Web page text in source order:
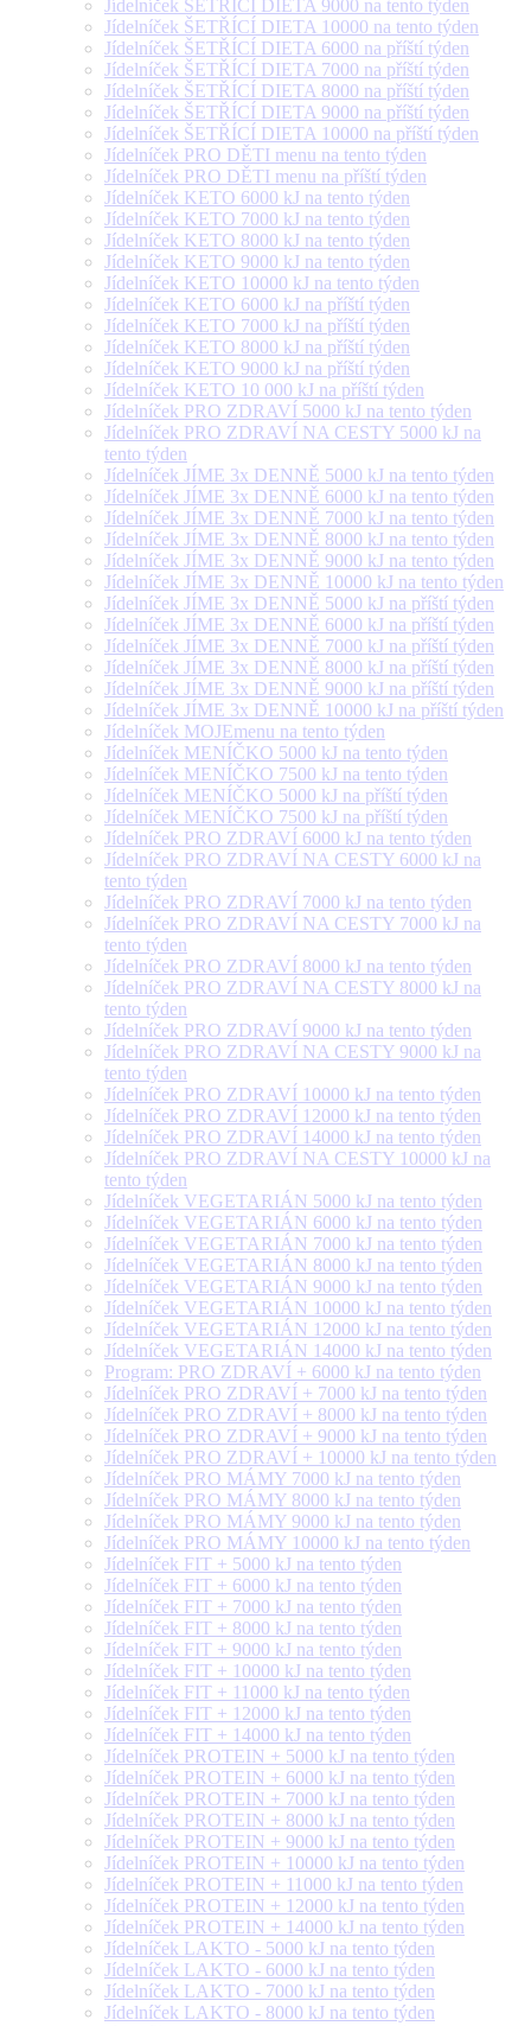
Jídelníček ŠETŘÍCÍ DIETA 9000 na tento týden
Jídelníček ŠETŘÍCÍ DIETA 10000 na tento týden
Jídelníček ŠETŘÍCÍ DIETA 6000 na příští týden
Jídelníček ŠETŘÍCÍ DIETA 7000 na příští týden
Jídelníček ŠETŘÍCÍ DIETA 8000 na příští týden
Jídelníček ŠETŘÍCÍ DIETA 9000 na příští týden
Jídelníček ŠETŘÍCÍ DIETA 10000 na příští týden
Jídelníček PRO DĚTI menu na tento týden
Jídelníček PRO DĚTI menu na příští týden
Jídelníček KETO 6000 kJ na tento týden
Jídelníček KETO 7000 kJ na tento týden
Jídelníček KETO 8000 kJ na tento týden
Jídelníček KETO 9000 kJ na tento týden
Jídelníček KETO 10000 kJ na tento týden
Jídelníček KETO 6000 kJ na příští týden
Jídelníček KETO 7000 kJ na příští týden
Jídelníček KETO 8000 kJ na příští týden
Jídelníček KETO 9000 kJ na příští týden
Jídelníček KETO 10 000 kJ na příští týden
Jídelníček PRO ZDRAVÍ 5000 kJ na tento týden
Jídelníček PRO ZDRAVÍ NA CESTY 5000 kJ na
tento týden
Jídelníček JÍME 3x DENNĚ 5000 kJ na tento týden
Jídelníček JÍME 3x DENNĚ 6000 kJ na tento týden
Jídelníček JÍME 3x DENNĚ 7000 kJ na tento týden
Jídelníček JÍME 3x DENNĚ 8000 kJ na tento týden
Jídelníček JÍME 3x DENNĚ 9000 kJ na tento týden
Jídelníček JÍME 3x DENNĚ 10000 kJ na tento týden
Jídelníček JÍME 3x DENNĚ 5000 kJ na příští týden
Jídelníček JÍME 3x DENNĚ 6000 kJ na příští týden
Jídelníček JÍME 3x DENNĚ 7000 kJ na příští týden
Jídelníček JÍME 3x DENNĚ 8000 kJ na příští týden
Jídelníček JÍME 3x DENNĚ 9000 kJ na příští týden
Jídelníček JÍME 3x DENNĚ 10000 kJ na příští týden
Jídelníček MOJEmenu na tento týden
Jídelníček MENÍČKO 5000 kJ na tento týden
Jídelníček MENÍČKO 7500 kJ na tento týden
Jídelníček MENÍČKO 5000 kJ na příští týden
Jídelníček MENÍČKO 7500 kJ na příští týden
Jídelníček PRO ZDRAVÍ 6000 kJ na tento týden
Jídelníček PRO ZDRAVÍ NA CESTY 6000 kJ na
tento týden
Jídelníček PRO ZDRAVÍ 7000 kJ na tento týden
Jídelníček PRO ZDRAVÍ NA CESTY 7000 kJ na
tento týden
Jídelníček PRO ZDRAVÍ 8000 kJ na tento týden
Jídelníček PRO ZDRAVÍ NA CESTY 8000 kJ na
tento týden
Jídelníček PRO ZDRAVÍ 9000 kJ na tento týden
Jídelníček PRO ZDRAVÍ NA CESTY 9000 kJ na
tento týden
Jídelníček PRO ZDRAVÍ 10000 kJ na tento týden
Jídelníček PRO ZDRAVÍ 12000 kJ na tento týden
Jídelníček PRO ZDRAVÍ 14000 kJ na tento týden
Jídelníček PRO ZDRAVÍ NA CESTY 10000 kJ na
tento týden
Jídelníček VEGETARIÁN 5000 kJ na tento týden
Jídelníček VEGETARIÁN 6000 kJ na tento týden
Jídelníček VEGETARIÁN 7000 kJ na tento týden
Jídelníček VEGETARIÁN 8000 kJ na tento týden
Jídelníček VEGETARIÁN 9000 kJ na tento týden
Jídelníček VEGETARIÁN 10000 kJ na tento týden
Jídelníček VEGETARIÁN 12000 kJ na tento týden
Jídelníček VEGETARIÁN 14000 kJ na tento týden
Program: PRO ZDRAVÍ + 6000 kJ na tento týden
Jídelníček PRO ZDRAVÍ + 7000 kJ na tento týden
Jídelníček PRO ZDRAVÍ + 8000 kJ na tento týden
Jídelníček PRO ZDRAVÍ + 9000 kJ na tento týden
Jídelníček PRO ZDRAVÍ + 10000 kJ na tento týden
Jídelníček PRO MÁMY 7000 kJ na tento týden
Jídelníček PRO MÁMY 8000 kJ na tento týden
Jídelníček PRO MÁMY 9000 kJ na tento týden
Jídelníček PRO MÁMY 10000 kJ na tento týden
Jídelníček FIT + 5000 kJ na tento týden
Jídelníček FIT + 6000 kJ na tento týden
Jídelníček FIT + 7000 kJ na tento týden
Jídelníček FIT + 8000 kJ na tento týden
Jídelníček FIT + 9000 kJ na tento týden
Jídelníček FIT + 10000 kJ na tento týden
Jídelníček FIT + 11000 kJ na tento týden
Jídelníček FIT + 12000 kJ na tento týden
Jídelníček FIT + 14000 kJ na tento týden
Jídelníček PROTEIN + 5000 kJ na tento týden
Jídelníček PROTEIN + 6000 kJ na tento týden
Jídelníček PROTEIN + 7000 kJ na tento týden
Jídelníček PROTEIN + 8000 kJ na tento týden
Jídelníček PROTEIN + 9000 kJ na tento týden
Jídelníček PROTEIN + 10000 kJ na tento týden
Jídelníček PROTEIN + 11000 kJ na tento týden
Jídelníček PROTEIN + 12000 kJ na tento týden
Jídelníček PROTEIN + 14000 kJ na tento týden
Jídelníček LAKTO - 5000 kJ na tento týden
Jídelníček LAKTO - 6000 kJ na tento týden
Jídelníček LAKTO - 7000 kJ na tento týden
Jídelníček LAKTO - 8000 kJ na tento týden